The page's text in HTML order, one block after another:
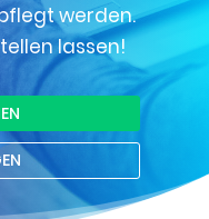
werden.
lassen!